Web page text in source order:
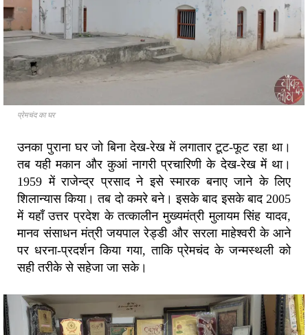
प्रेमचंद का घर
उनका पुराना घर जो बिना देख-रेख में लगातार टूट-फूट रहा था।
तब यही मकान और कुआं नागरी प्रचारिणी के देख-रेख में था।
1959 में राजेन्द्र प्रसाद ने इसे स्मारक बनाए जाने के लिए
शिलान्यास किया। तब दो कमरे बने। इसके बाद इसके बाद 2005
में यहाँ उत्तर प्रदेश के तत्कालीन मुख्यमंत्री मुलायम सिंह यादव,
मानव संसाधन मंत्री जयपाल रेड्डी और सरला माहेश्वरी के आने
पर धरना-प्रदर्शन किया गया, ताकि प्रेमचंद के जन्मस्थली को
सही तरीके से सहेजा जा सके।